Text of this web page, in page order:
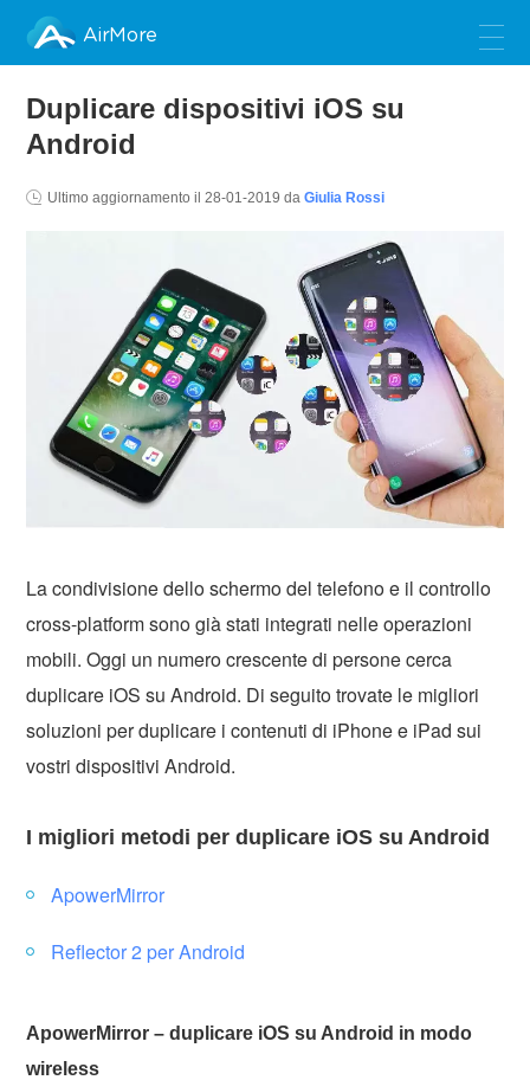
AirMore
Duplicare dispositivi iOS su
Android
Ultimo aggiornamento il28-01-2019 daGiulia Rossi
La condivisione dello schermo del telefono e il controllo
cross-platform sono già stati integrati nelle operazioni
mobili. Oggi un numero crescente di persone cerca
duplicare iOS su Android. Di seguito trovate le migliori
soluzioni per duplicare i contenuti di iPhone e iPad sui
vostri dispositivi Android.
I migliori metodi per duplicare iOS su Android
ApowerMirror
Reflector 2 per Android
ApowerMirror – duplicare iOS su Android in modo
wireless